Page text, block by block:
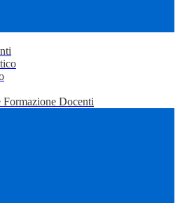
Docenti